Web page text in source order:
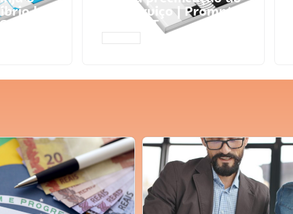
| seu serviço | Prompts
ChatGPT